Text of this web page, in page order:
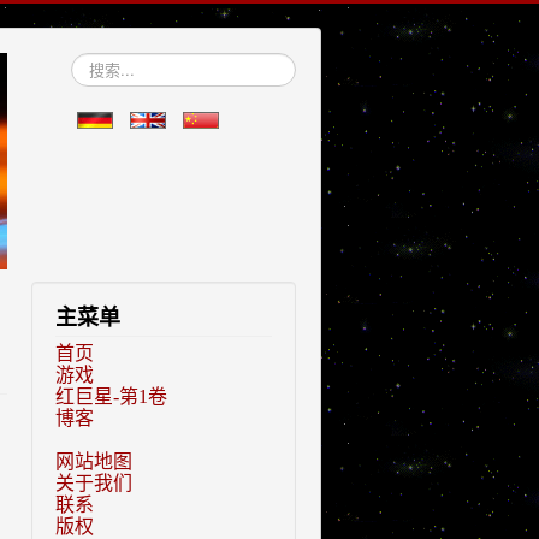
站
内
索
主菜单
首页
游戏
红巨星-第1卷
博客
网站地图
关于我们
联系
版权